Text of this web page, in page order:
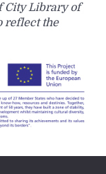
City Library of
reflect the